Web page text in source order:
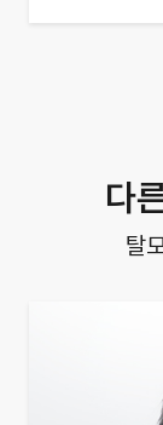
다
탈